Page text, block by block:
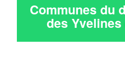
Communes du
des Yvelines